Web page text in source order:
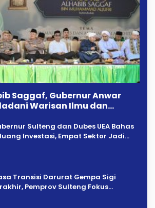
Saggaf, Gubernur Anwar
Warisan Ilmu dan
Sulteng dan Dubes UEA Bahas
Investasi, Empat Sektor Jadi
Transisi Darurat Gempa Sigi
Pemprov Sulteng Fokus